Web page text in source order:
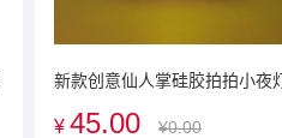
新款创意仙人掌硅胶拍拍小夜
促销礼品企业定制礼品送客户
¥ 45.00 ¥0.00